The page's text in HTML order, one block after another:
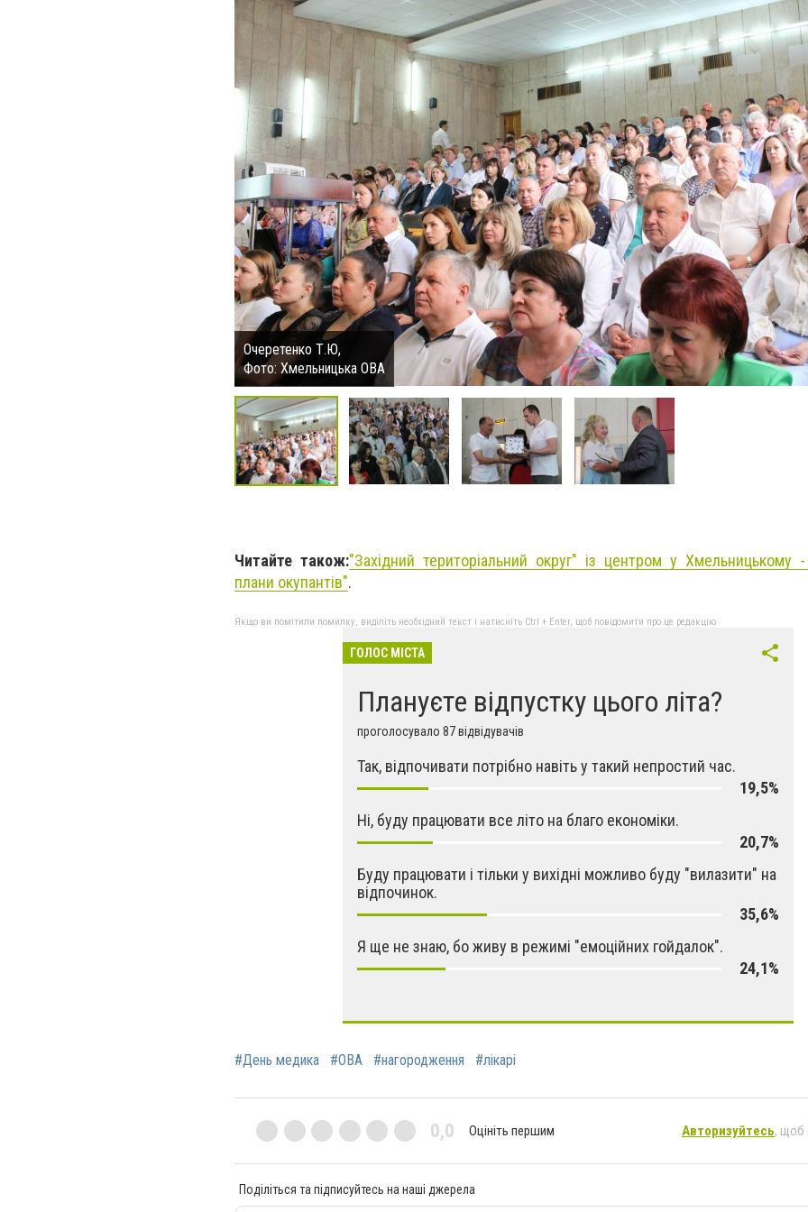
Очеретенко Т.Ю,
Фото: Хмельницька ОВА
Читайте також:"Західний територіальний округ" із центром у Хмельницькому -
плани окупантів".
Якщо ви помітили помилку, виділіть необхідний текст і натисніть Ctrl + Enter, щоб повідомити про це редакцію
ГОЛОС МІСТА
Плануєте відпустку цього літа?
проголосувало 87 відвідувачів
Так, відпочивати потрібно навіть у такий непростий час.
19,5%
Ні, буду працювати все літо на благо економіки.
20,7%
Буду працювати і тільки у вихідні можливо буду "вилазити" на
відпочинок.
35,6%
Я ще не знаю, бо живу в режимі "емоційних гойдалок".
24,1%
#День медика #ОВА #нагородження #лікарі
0,0 Оцініть першим Авторизуйтесь, щоб
Поділіться та підписуйтесь на наші джерела